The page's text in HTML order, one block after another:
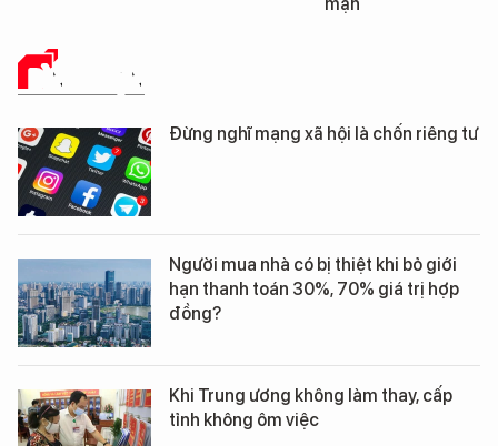
mặn
BÌNH LUẬN
Đừng nghĩ mạng xã hội là chốn riêng tư
Người mua nhà có bị thiệt khi bỏ giới
hạn thanh toán 30%, 70% giá trị hợp
đồng?
Khi Trung ương không làm thay, cấp
tỉnh không ôm việc